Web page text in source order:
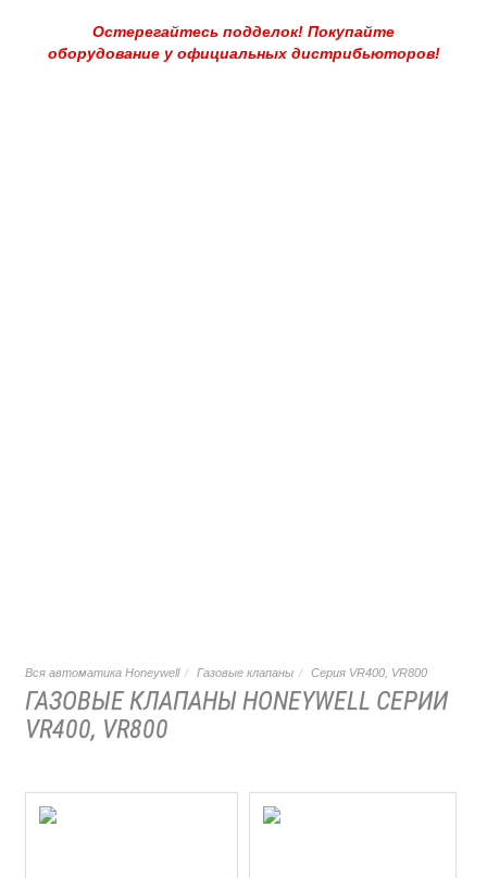
Остерегайтесь подделок! Покупайте
оборудование у официальных дистрибьюторов!
Вся автоматика Honeywell Газовые клапаны Серия VR400, VR800
ГАЗОВЫЕ КЛАПАНЫ HONEYWELL СЕРИИ
VR400, VR800